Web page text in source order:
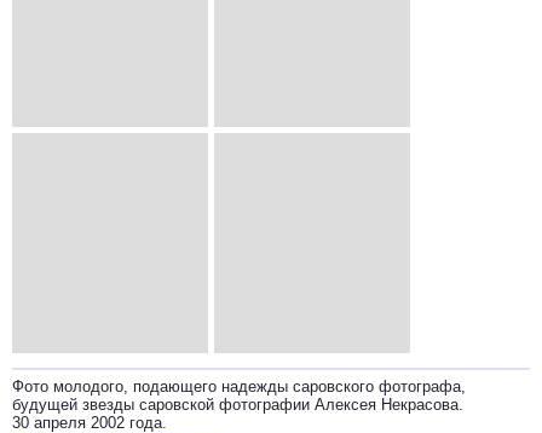
Фото молодого, подающего надежды саровского фотографа,
будущей звезды саровской фотографии Алексея Некрасова.
30 апреля 2002 года.